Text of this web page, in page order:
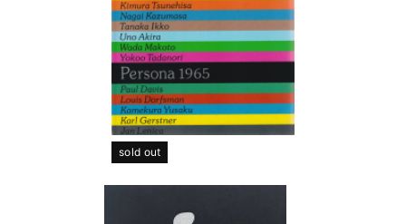
sold out